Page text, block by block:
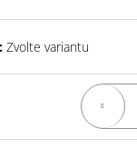
Zvolte variantu
RASPBERRY